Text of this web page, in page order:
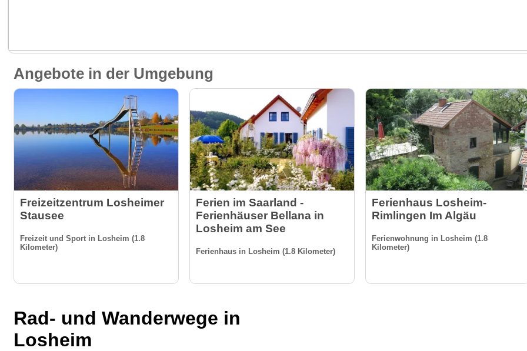
Angebote in der Umgebung
Freizeitzentrum Losheimer
Stausee
Freizeit und Sport in Losheim (1.8
Kilometer)
Ferien im Saarland -
Ferienhäuser Bellana in
Losheim am See
Ferienhaus in Losheim (1.8 Kilometer)
Ferienhaus Losheim-
Rimlingen Im Algäu
Ferienwohnung in Losheim (1.8
Kilometer)
Rad- und Wanderwege in
Losheim